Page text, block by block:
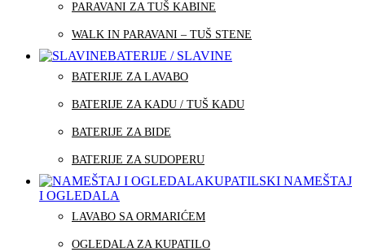
PARAVANI ZA TUŠ KABINE
WALK IN PARAVANI – TUŠ STENE
BATERIJE / SLAVINE
BATERIJE ZA LAVABO
BATERIJE ZA KADU / TUŠ KADU
BATERIJE ZA BIDE
BATERIJE ZA SUDOPERU
KUPATILSKI NAMEŠTAJ
I OGLEDALA
LAVABO SA ORMARIĆEM
OGLEDALA ZA KUPATILO